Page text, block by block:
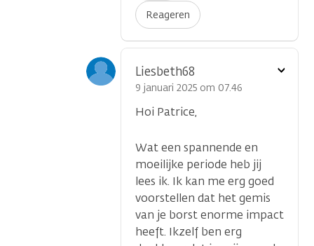
Reageren
Liesbeth68
9 januari 2025 om 07.46
Hoi Patrice,
Wat een spannende en
moeilijke periode heb jij
lees ik. Ik kan me erg goed
voorstellen dat het gemis
van je borst enorme impact
heeft. Ikzelf ben erg
Toon